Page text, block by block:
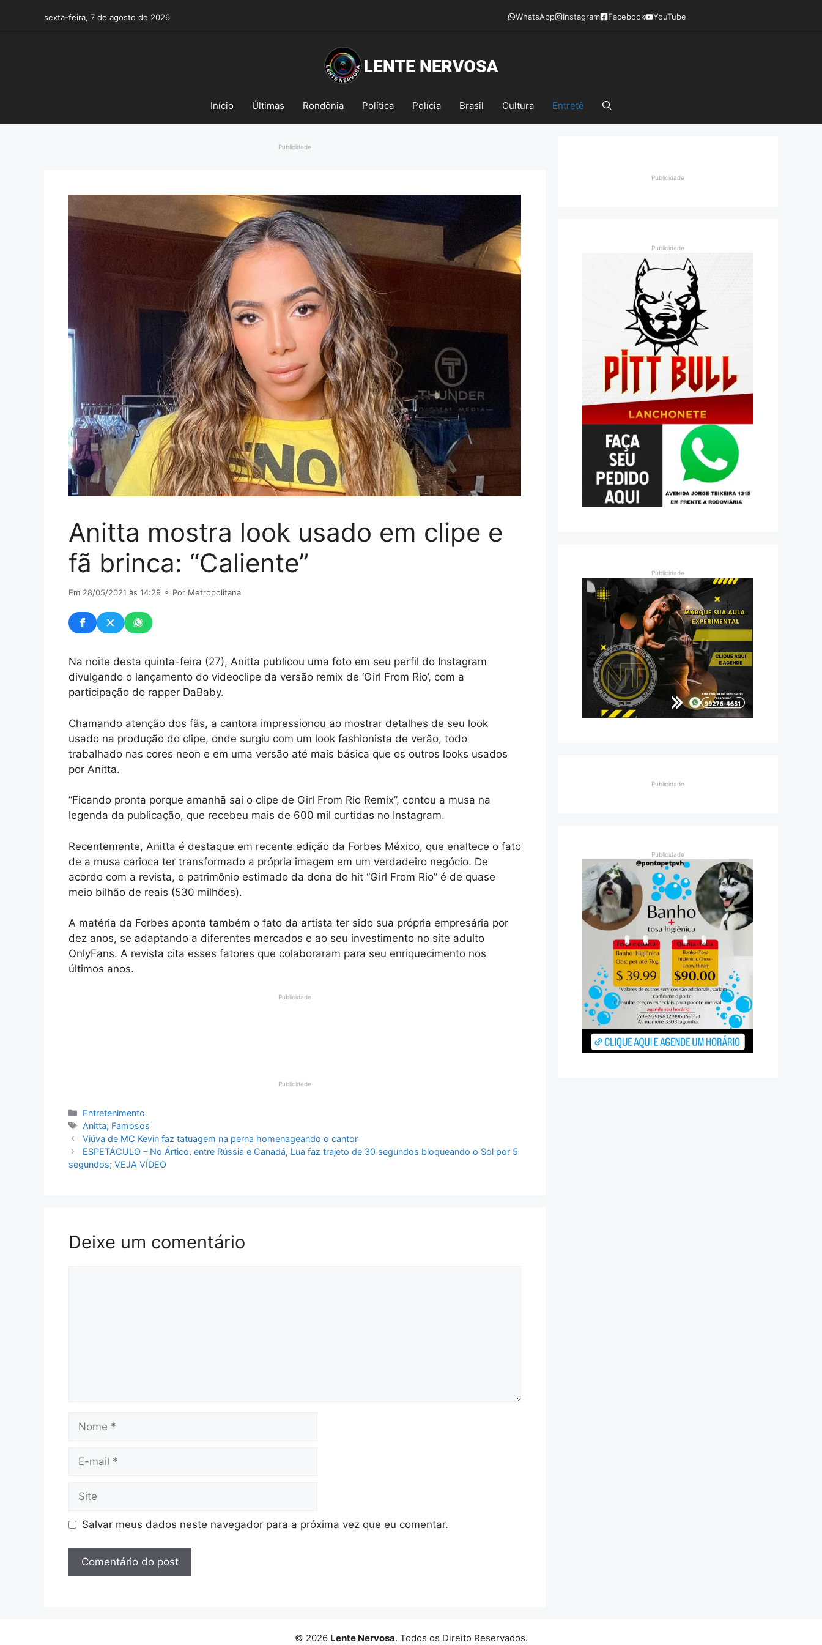
o
sexta-feira, 7 de agosto de 2026 WhatsApp Instagram Facebook YouTube
Início Últimas Rondônia Política Polícia Brasil Cultura Entretê
Publicidade
Anitta mostra look usado em clipe e
fã brinca: “Caliente”
Em 28/05/2021 às 14:29 ⚬ Por Metropolitana
Na noite desta quinta-feira (27), Anitta publicou uma foto em seu perfil do Instagram
divulgando o lançamento do videoclipe da versão remix de ‘Girl From Rio’, com a
participação do rapper DaBaby.
Chamando atenção dos fãs, a cantora impressionou ao mostrar detalhes de seu look
usado na produção do clipe, onde surgiu com um look fashionista de verão, todo
trabalhado nas cores neon e em uma versão até mais básica que os outros looks usados
por Anitta.
“Ficando pronta porque amanhã sai o clipe de Girl From Rio Remix”, contou a musa na
legenda da publicação, que recebeu mais de 600 mil curtidas no Instagram.
Recentemente, Anitta é destaque em recente edição da Forbes México, que enaltece o fato
de a musa carioca ter transformado a própria imagem em um verdadeiro negócio. De
acordo com a revista, o patrimônio estimado da dona do hit “Girl From Rio” é de quase
meio bilhão de reais (530 milhões).
A matéria da Forbes aponta também o fato da artista ter sido sua própria empresária por
dez anos, se adaptando a diferentes mercados e ao seu investimento no site adulto
OnlyFans. A revista cita esses fatores que colaboraram para seu enriquecimento nos
últimos anos.
Publicidade
Publicidade
Categorias
Entretenimento
Tags
Anitta, Famosos
Viúva de MC Kevin faz tatuagem na perna homenageando o cantor
ESPETÁCULO – No Ártico, entre Rússia e Canadá, Lua faz trajeto de 30 segundos bloqueando o Sol por 5
segundos; VEJA VÍDEO
Deixe um comentário
mail
Salvar meus dados neste navegador para a próxima vez que eu comentar.
Publicidade
Publicidade
Publicidade
Publicidade
Publicidade
© 2026 Lente Nervosa. Todos os Direito Reservados.